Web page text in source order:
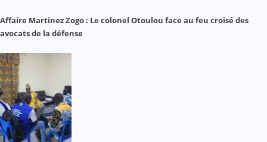
Affaire Martinez Zogo : Le colonel Otoulou face au feu croisé des
avocats de la défense